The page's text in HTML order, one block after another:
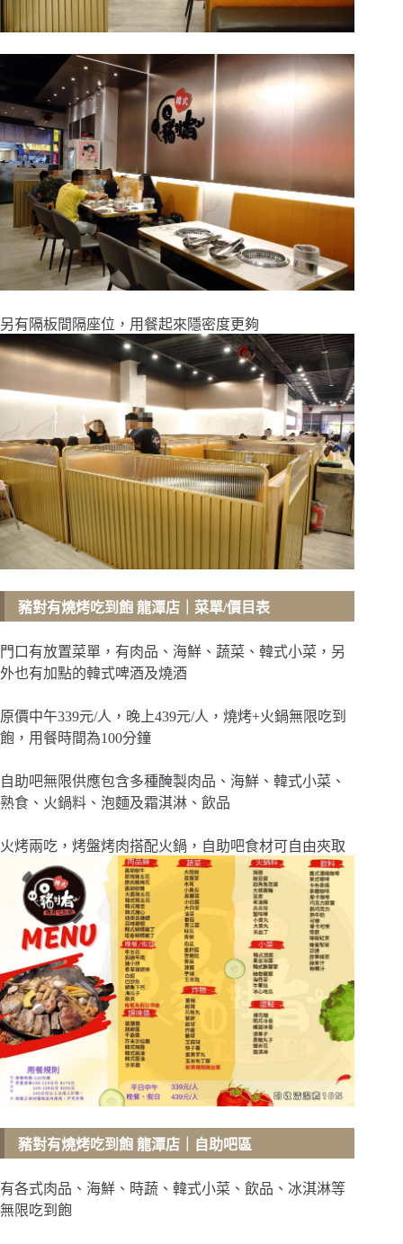
另有隔板間隔座位，用餐起來隱密度更夠
豬對有燒烤吃到飽 龍潭店 ｜菜單/價目表
門口有放置菜單，有肉品、海鮮、蔬菜、韓式小菜，另
外也有加點的韓式啤酒及燒酒
原價中午339元/人，晚上439元/人，燒烤+火鍋無限吃到
飽，用餐時間為100分鐘
自助吧無限供應包含多種醃製肉品、海鮮、韓式小菜、
熟食、火鍋料、泡麵及霜淇淋、飲品
火烤兩吃，烤盤烤肉搭配火鍋，自助吧食材可自由夾取
豬對有燒烤吃到飽 龍潭店 ｜自助吧區
有各式肉品、海鮮、時蔬、韓式小菜、飲品、冰淇淋等
無限吃到飽